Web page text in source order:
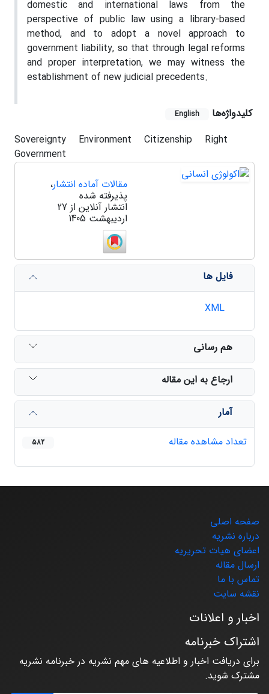
domestic and international laws from the
perspective of public law using a library-based
method, and to adopt a novel approach to
government liability, so that through legal reforms
and proper interpretation, we may witness the
establishment of new judicial precedents.
کلیدواژه‌ها English
Sovereignty Environment Citizenship
Right
Government
مقالات آماده انتشار،
پذیرفته شده
انتشار آنلاین از 27
اردیبهشت 1405
فایل ها
هم رسانی
ارجاع به این مقاله
آمار
تعداد مشاهده مقاله
582
صفحه اصلی
درباره نشریه
اعضای هیات تحریریه
ارسال مقاله
تماس با ما
نقشه سایت
اخبار و اعلانات
اشتراک خبرنامه
برای دریافت اخبار و اطلاعیه های مهم نشریه در خبرنامه نشریه
مشترک شوید.